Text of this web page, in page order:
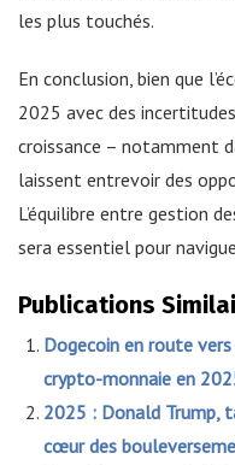
les plus touchés.
En conclusion, bien que
2025 avec des
croissance – notamment
laissent entrevoir des
L’équilibre entre gestion
sera essentiel pour
Publications
Dogecoin en route
crypto-monnaie en
2025 : Donald Trump,
cœur des